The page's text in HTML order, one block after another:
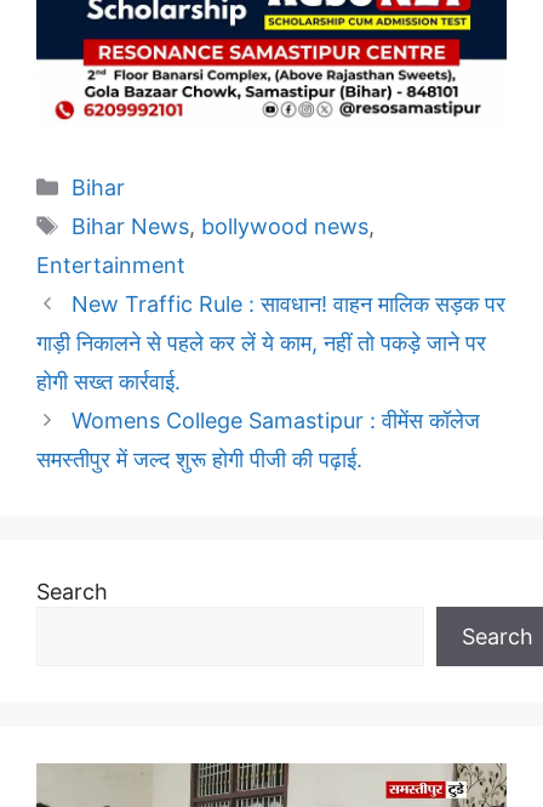
Categories
Bihar
Tags
Bihar News, bollywood news,
Entertainment
New Traffic Rule : सावधान! वाहन मालिक सड़क पर
गाड़ी निकालने से पहले कर लें ये काम, नहीं तो पकड़े जाने पर
होगी सख्त कार्रवाई.
Womens College Samastipur : वीमेंस कॉलेज
समस्तीपुर में जल्द शुरू होगी पीजी की पढ़ाई.
Search
Search